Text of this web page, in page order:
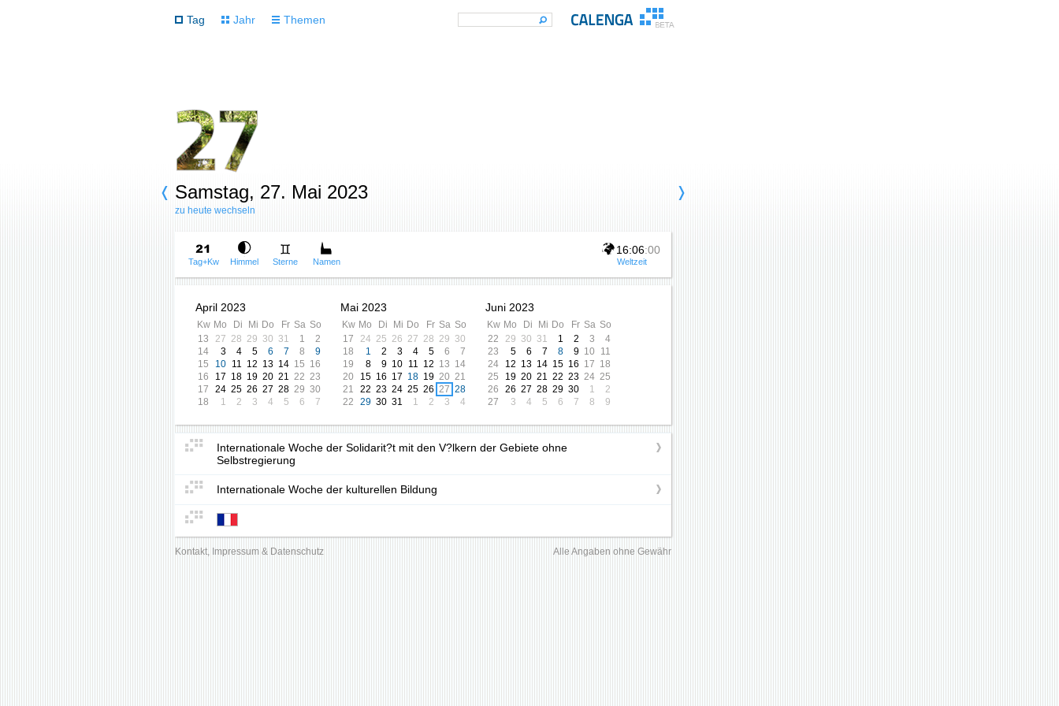
Tag Jahr Themen
Samstag, 27. Mai 2023
zu heute wechseln
Tag+Kw Himmel Sterne Namen
16:06:00
Weltzeit
April 2023
Kw Mo Di Mi Do Fr Sa So
13
27 28 29 30 31 1
2
14
3 4 5 6 7 8
9
15
10 11 12 13 14 15 16
16
17 18 19 20 21 22 23
17
24 25 26 27 28 29 30
18
1 2 3 4 5 6 7
Mai 2023
Kw Mo Di Mi Do Fr Sa So
17
24 25 26 27 28 29 30
18
1 2 3 4 5 6
7
19
8 9 10 11 12 13 14
20
15 16 17 18 19 20 21
21
22 23 24 25 26 27 28
22
29 30 31 1 2 3 4
Juni 2023
Kw Mo Di Mi Do Fr Sa So
22
29 30 31 1 2 3
4
23
5 6 7 8 9 10
11
24
12 13 14 15 16 17 18
25
19 20 21 22 23 24 25
26
26 27 28 29 30 1
2
27
3 4 5 6 7 8 9
Internationale Woche der Solidarit?t mit den V?lkern der Gebiete ohne
Selbstregierung
Internationale Woche der kulturellen Bildung
Alle Angaben ohne Gewähr
Kontakt, Impressum & Datenschutz